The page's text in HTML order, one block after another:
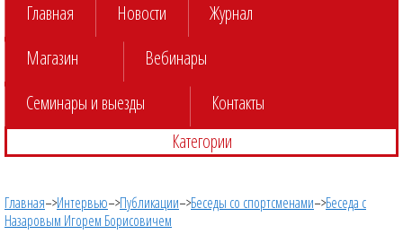
Главная Новости
Журнал
Магазин
Вебинары
Семинары и выезды
Контакты
Категории
Главная–>Интервью–>Публикации–>Беседы со спортсменами–>Беседа с
Назаровым Игорем Борисовичем